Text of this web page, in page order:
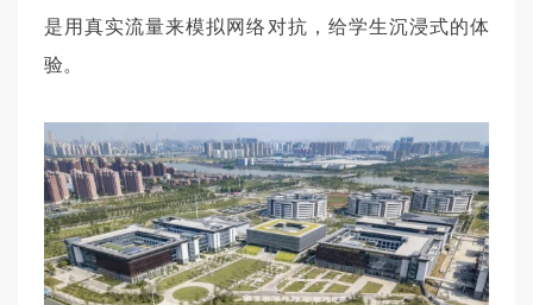
是用真实流量来模拟网络对抗，给学生沉浸式的体
验。